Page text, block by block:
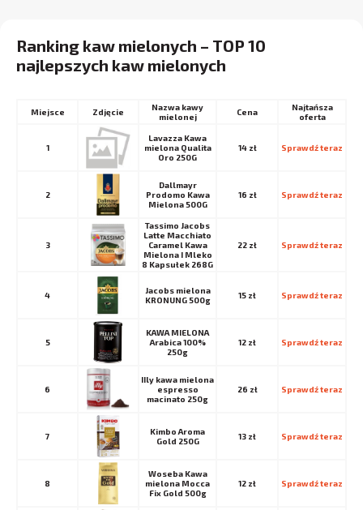
Ranking kaw mielonych – TOP 10
najlepszych kaw mielonych
Miejsce
Nazwa kawy
mielonej
Cena
Najtańsza
oferta
1
Lavazza Kawa
mielona Qualita
Oro 250G
14 zł Sprawdź teraz
2
Dallmayr
Prodomo Kawa
Mielona 500G
16 zł Sprawdź teraz
3
Tassimo Jacobs
Latte Macchiato
Caramel Kawa
Mielona I Mleko
8 Kapsułek 268G
22 zł Sprawdź teraz
4
Jacobs mielona
KRONUNG 500g
15 zł Sprawdź teraz
5
KAWA MIELONA
Arabica 100%
250g
12 zł Sprawdź teraz
6
IIly kawa mielona
espresso
macinato 250g
26 zł Sprawdź teraz
7
Kimbo Aroma
Gold 250G
13 zł Sprawdź teraz
8
Woseba Kawa
mielona Mocca
Fix Gold 500g
12 zł Sprawdź teraz